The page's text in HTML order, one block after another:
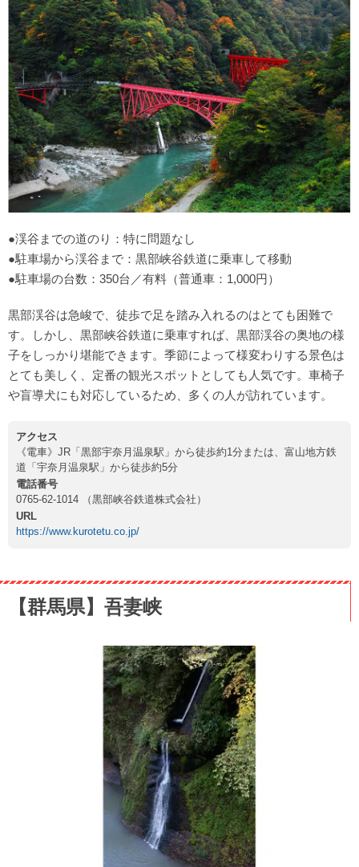
●渓谷までの道のり：特に問題なし
●駐車場から渓谷まで：黒部峡谷鉄道に乗車して移動
●駐車場の台数：350台／有料（普通車：1,000円）
黒部渓谷は急峻で、徒歩で足を踏み入れるのはとても困難で
す。しかし、黒部峡谷鉄道に乗車すれば、黒部渓谷の奥地の様
子をしっかり堪能できます。季節によって様変わりする景色は
とても美しく、定番の観光スポットとしても人気です。車椅子
や盲導犬にも対応しているため、多くの人が訪れています。
アクセス
《電車》JR「黒部宇奈月温泉駅」から徒歩約1分または、富山地方鉄
道「宇奈月温泉駅」から徒歩約5分
電話番号
0765-62-1014 （黒部峡谷鉄道株式会社）
URL
https://www.kurotetu.co.jp/
【群馬県】吾妻峡